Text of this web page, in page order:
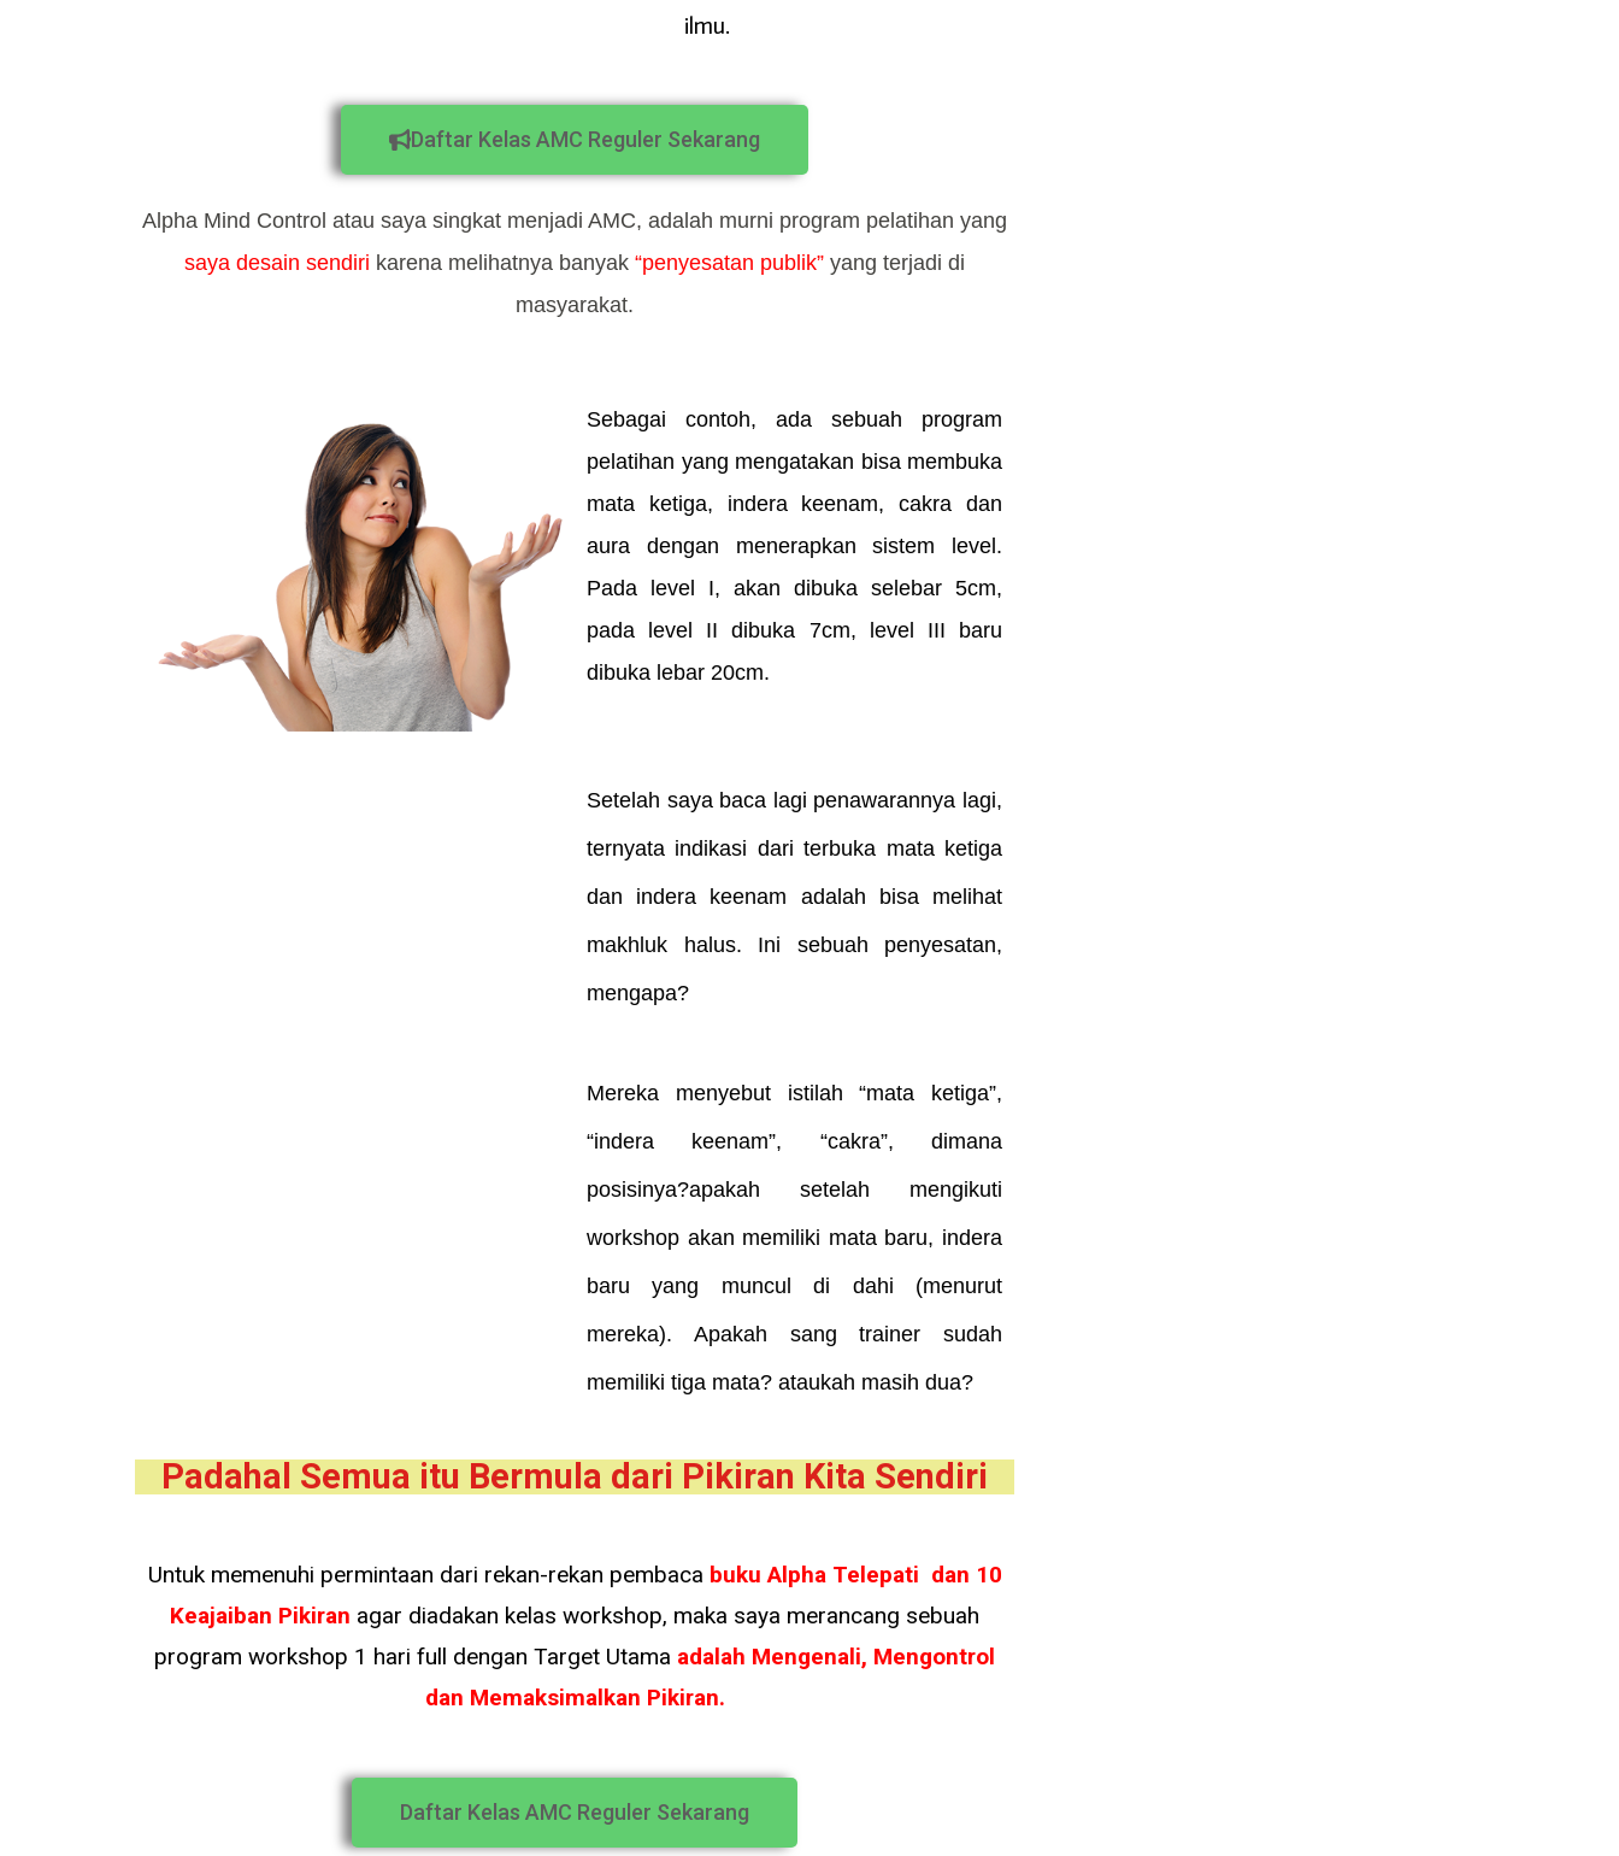
ilmu.
Daftar Kelas AMC Reguler Sekarang
Alpha Mind Control atau saya singkat menjadi AMC, adalah murni program pelatihan yang
saya desain sendiri karena melihatnya banyak“penyesatan publik” yang terjadi di
masyarakat.
Sebagai contoh, ada sebuah program
pelatihan yang mengatakan bisa membuka
mata ketiga, indera keenam, cakra dan
aura dengan menerapkan sistem level.
Pada level I, akan dibuka selebar 5cm,
pada level II dibuka 7cm, level III baru
dibuka lebar 20cm.
Setelah saya baca lagi penawarannya lagi,
ternyata indikasi dari terbuka mata ketiga
dan indera keenam adalah bisa melihat
makhluk halus. Ini sebuah penyesatan,
mengapa?
Mereka menyebut istilah “mata ketiga”,
“indera keenam”, “cakra”, dimana
posisinya?apakah setelah mengikuti
workshop akan memiliki mata baru, indera
baru yang muncul di dahi (menurut
mereka). Apakah sang trainer sudah
memiliki tiga mata? ataukah masih dua?
Padahal Semua itu Bermula dari Pikiran Kita Sendiri
Untuk memenuhi permintaan dari rekan-rekan pembaca buku Alpha Telepati dan 10
Keajaiban Pikiran agar diadakan kelas workshop, maka saya merancang sebuah
program workshop 1 hari full dengan Target Utama adalah Mengenali, Mengontrol
dan Memaksimalkan Pikiran.
Daftar Kelas AMC Reguler Sekarang